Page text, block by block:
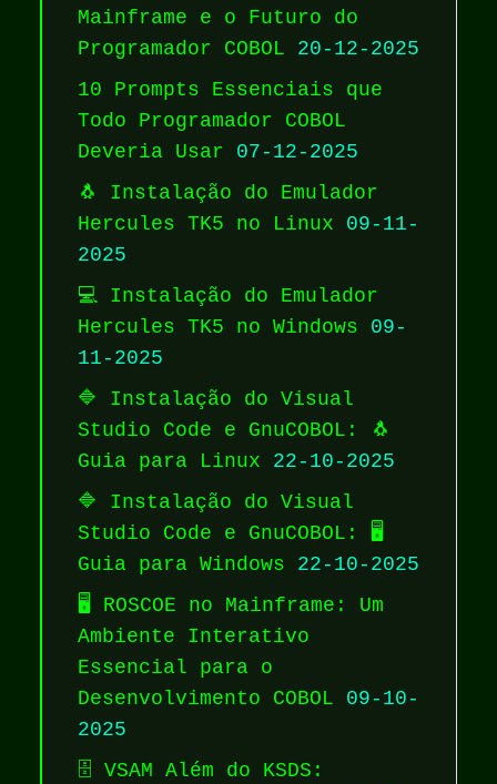
Mainframe e o Futuro do
Programador COBOL
20-12-2025
10 Prompts Essenciais que
Todo Programador COBOL
Deveria Usar
07-12-2025
🐧 Instalação do Emulador
Hercules TK5 no Linux
09-11-
2025
💻 Instalação do Emulador
Hercules TK5 no Windows
09-
11-2025
🔷 Instalação do Visual
Studio Code e GnuCOBOL: 🐧
Guia para Linux
22-10-2025
🔷 Instalação do Visual
Studio Code e GnuCOBOL: 🖥️
Guia para Windows
22-10-2025
🖥️ ROSCOE no Mainframe: Um
Ambiente Interativo
Essencial para o
Desenvolvimento COBOL
09-10-
2025
🗄️ VSAM Além do KSDS: